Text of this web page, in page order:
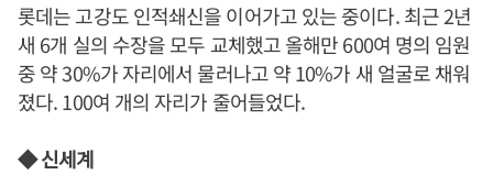
롯데는 고강도 인적쇄신을 이어가고 있는 중이다. 최근 2년
새 6개 실의 수장을 모두 교체했고 올해만 600여 명의 임원
중 약 30%가 자리에서 물러나고 약 10%가 새 얼굴로 채워
졌다. 100여 개의 자리가 줄어들었다.
◆ 신세계